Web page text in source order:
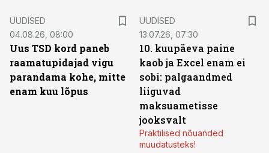
UUDISED
04.08.26, 08:00
Uus TSD kord paneb
raamatupidajad vigu
parandama kohe, mitte
enam kuu lõpus
UUDISED
13.07.26, 07:30
10. kuupäeva paine
kaob ja Excel enam ei
sobi: palgaandmed
liiguvad
maksuametisse
jooksvalt
Praktilised nõuanded
muudatusteks!